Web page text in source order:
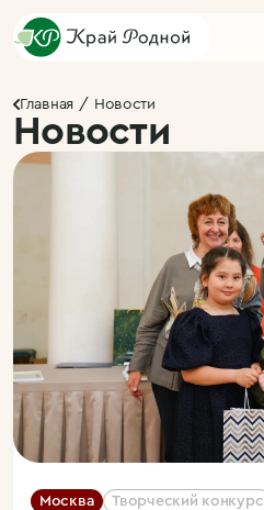
Главная Новости
Новости
Москва Творческий конкурс